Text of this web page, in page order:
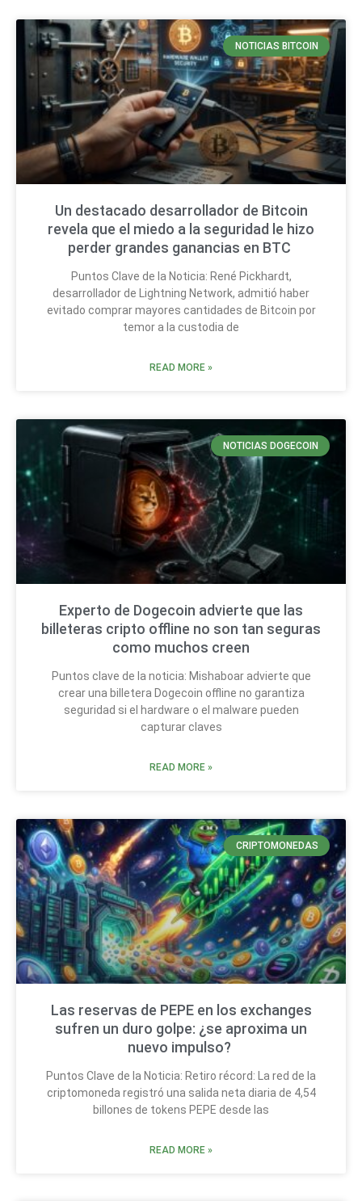
NOTICIAS BITCOIN
Un destacado desarrollador de Bitcoin
revela que el miedo a la seguridad le hizo
perder grandes ganancias en BTC
Puntos Clave de la Noticia: René Pickhardt,
desarrollador de Lightning Network, admitió haber
evitado comprar mayores cantidades de Bitcoin por
temor a la custodia de
READ MORE »
NOTICIAS DOGECOIN
Experto de Dogecoin advierte que las
billeteras cripto offline no son tan seguras
como muchos creen
Puntos clave de la noticia: Mishaboar advierte que
crear una billetera Dogecoin offline no garantiza
seguridad si el hardware o el malware pueden
capturar claves
READ MORE »
CRIPTOMONEDAS
Las reservas de PEPE en los exchanges
sufren un duro golpe: ¿se aproxima un
nuevo impulso?
Puntos Clave de la Noticia: Retiro récord: La red de la
criptomoneda registró una salida neta diaria de 4,54
billones de tokens PEPE desde las
READ MORE »